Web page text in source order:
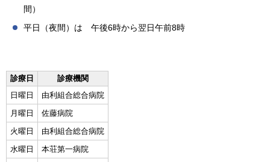
間）
平日（夜間）は 午後6時から翌日午前8時
診療日
診療機関
日曜日
由利組合総合病院
月曜日
佐藤病院
火曜日
由利組合総合病院
水曜日
本荘第一病院